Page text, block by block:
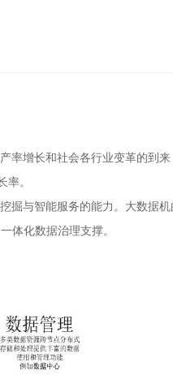
率增长和社会各行业变革的到
。
掘与智能服务的能力。大数据
体化数据治理支撑。